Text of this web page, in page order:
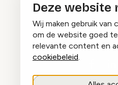
Deze website
Wij maken gebruik van
om de website goed
relevante content en
cookiebeleid.